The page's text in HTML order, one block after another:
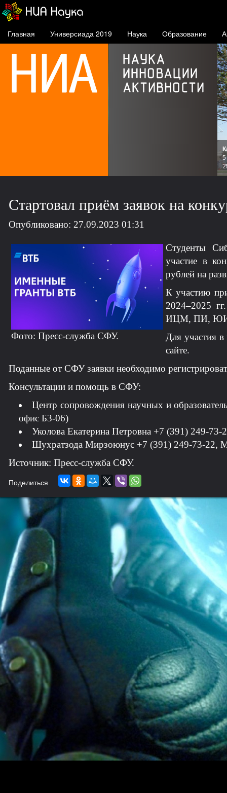
Главная Универсиада 2019 Наука Образование
5
Стартовал приём заявок на
Опубликовано: 27.09.2023 01:31
Фото: Пресс-служба СФУ.
Студенты
участие в
рублей на
К участию
2024–2025
ИЦМ, ПИ,
Для участия в
сайте.
Поданные от СФУ заявки необходимо
Консультации и помощь в СФУ:
Центр сопровождения научных и
офис Б3-06)
Уколова Екатерина Петровна +7 (391) 249-73-
Шухратзода Мирзоюнус +7 (391) 249-73-22,
Источник: Пресс-служба СФУ.
Поделиться